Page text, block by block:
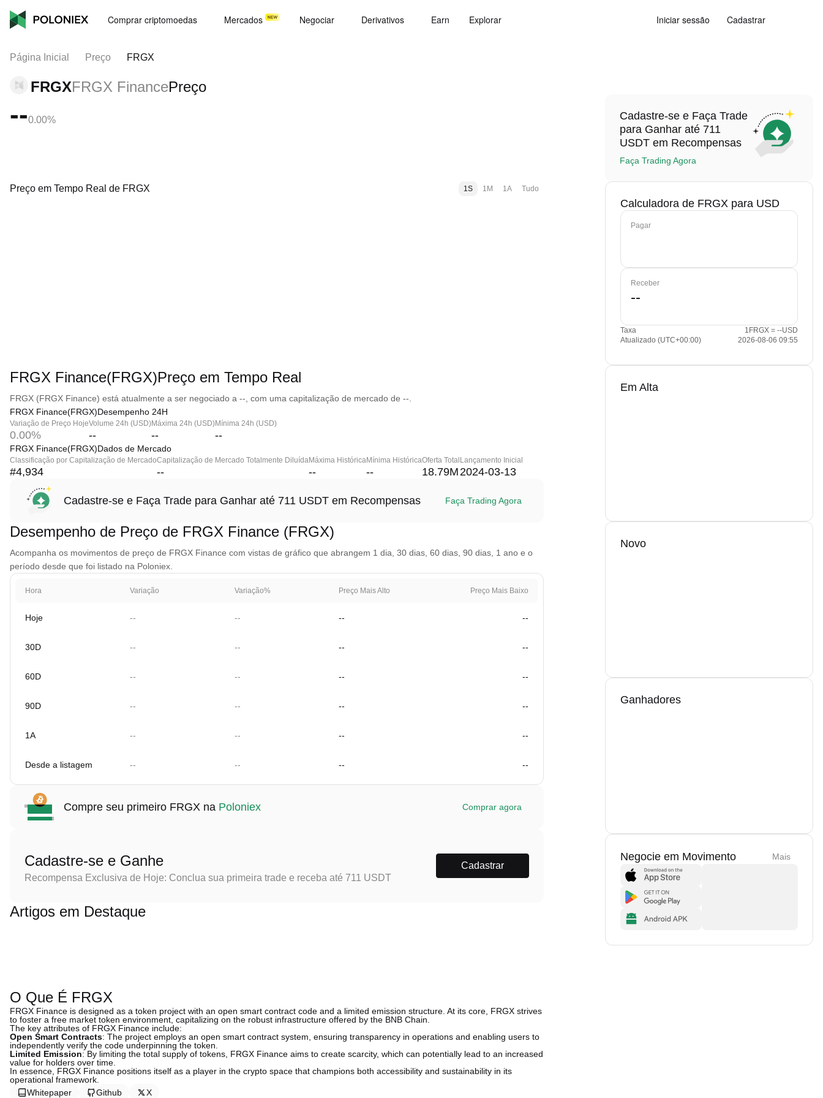
Comprar criptomoedas Mercados Negociar Derivativos Earn Explorar Iniciar sessão Cadastrar
Página Inicial Preço FRGX
FRGXFRGX FinancePreço
--0.00%
Preço em Tempo Real de FRGX 1S 1M 1A Tudo
FRGX Finance(FRGX)Preço em Tempo Real
FRGX (FRGX Finance) está atualmente a ser negociado a --, com uma capitalização de mercado de --.
FRGX Finance(FRGX)Desempenho 24H
Variação de Preço Hoje
0.00%
Volume 24h (USD)
--
Máxima 24h (USD)
--
Mínima 24h (USD)
--
FRGX Finance(FRGX)Dados de Mercado
Classificação por Capitalização de Mercado
#4,934
Capitalização de Mercado Totalmente Diluída
--
Máxima Histórica
--
Mínima Histórica
--
Oferta Total
18.79M
Lançamento Inicial
2024-03-13
Cadastre-se e Faça Trade para Ganhar até 711 USDT em Recompensas Faça Trading Agora
Desempenho de Preço de FRGX Finance (FRGX)
Acompanha os movimentos de preço de FRGX Finance com vistas de gráfico que abrangem 1 dia, 30 dias, 60 dias, 90 dias, 1 ano e o
período desde que foi listado na Poloniex.
Hora Variação Variação% Preço Mais Alto Preço Mais Baixo
Hoje -- -- -- --
30D -- -- -- --
60D -- -- -- --
90D -- -- -- --
1A -- -- -- --
Desde a listagem -- -- -- --
Compre seu primeiro FRGX na Poloniex Comprar agora
Cadastre-se e Ganhe
Recompensa Exclusiva de Hoje: Conclua sua primeira trade e receba até 711 USDT
Cadastrar
Artigos em Destaque
O Que É FRGX
FRGX Finance is designed as a token project with an open smart contract code and a limited emission structure. At its core, FRGX strives
to foster a free market token environment, capitalizing on the robust infrastructure offered by the BNB Chain.
The key attributes of FRGX Finance include:
Open Smart Contracts: The project employs an open smart contract system, ensuring transparency in operations and enabling users to
independently verify the code underpinning the token.
Limited Emission: By limiting the total supply of tokens, FRGX Finance aims to create scarcity, which can potentially lead to an increased
value for holders over time.
In essence, FRGX Finance positions itself as a player in the crypto space that champions both accessibility and sustainability in its
operational framework.
Whitepaper
Github X
Cadastre-se e Faça Trade
para Ganhar até 711
USDT em Recompensas
Faça Trading Agora
Calculadora de FRGX para USD
Pagar
Receber
Taxa
1FRGX = --USD
Atualizado (UTC+00:00)
2026-08-06 09:55
Em Alta
Novo
Ganhadores
Negocie em Movimento Mais